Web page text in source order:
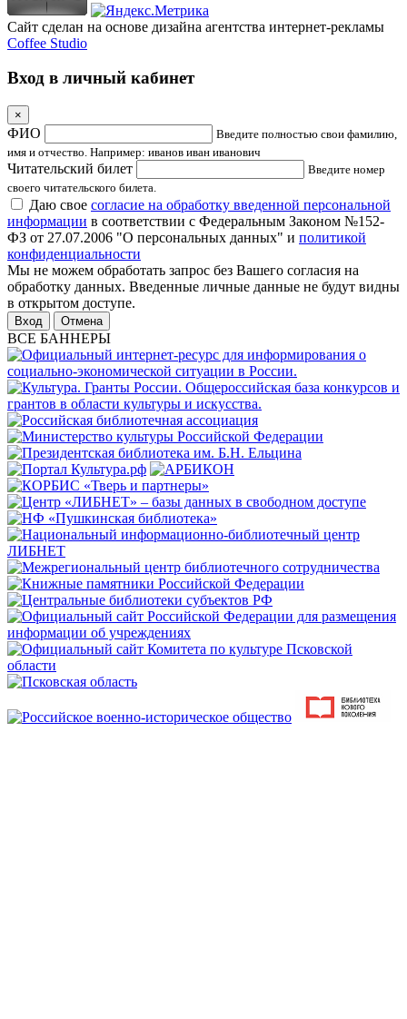
Сайт сделан на основе дизайна агентства интернет-рекламы
Coffee Studio
Вход в личный кабинет
×
ФИО
Введите полностью свои фамилию,
имя и отчество. Например: иванов иван иванович
Читательский билет
Введите номер
своего читательского билета.
Даю свое согласие на обработку введенной персональной
информации в соответствии с Федеральным Законом №152-
ФЗ от 27.07.2006 "О персональных данных" и политикой
конфиденциальности
Мы не можем обработать запрос без Вашего согласия на
обработку данных. Введенные личные данные не будут видны
в открытом доступе.
Отмена
ВСЕ БАННЕРЫ